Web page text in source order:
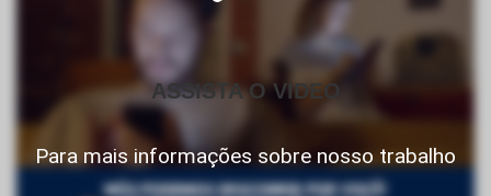
ASSISTA O VIDEO
Para mais informações sobre nosso trabalho